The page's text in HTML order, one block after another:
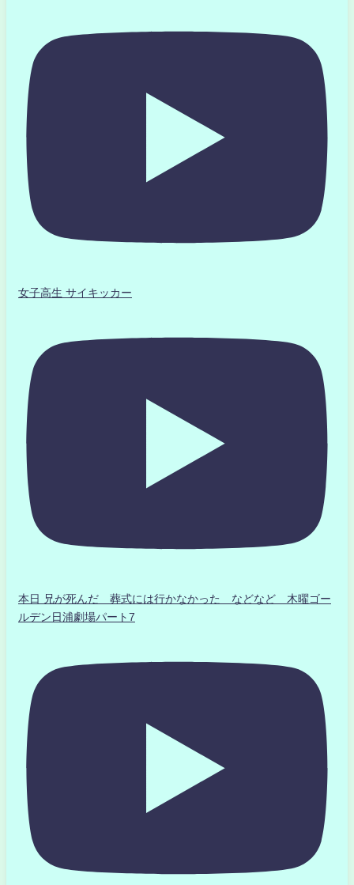
女子高生 サイキッカー
本日 兄が死んだ 葬式には行かなかった などなど 木曜ゴー
ルデン日浦劇場パート7